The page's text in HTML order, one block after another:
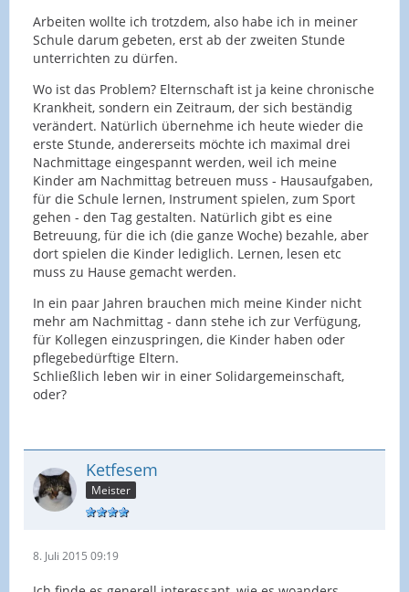
Arbeiten wollte ich trotzdem, also habe ich in meiner
Schule darum gebeten, erst ab der zweiten Stunde
unterrichten zu dürfen.
Wo ist das Problem? Elternschaft ist ja keine chronische
Krankheit, sondern ein Zeitraum, der sich beständig
verändert. Natürlich übernehme ich heute wieder die
erste Stunde, andererseits möchte ich maximal drei
Nachmittage eingespannt werden, weil ich meine
Kinder am Nachmittag betreuen muss - Hausaufgaben,
für die Schule lernen, Instrument spielen, zum Sport
gehen - den Tag gestalten. Natürlich gibt es eine
Betreuung, für die ich (die ganze Woche) bezahle, aber
dort spielen die Kinder lediglich. Lernen, lesen etc
muss zu Hause gemacht werden.
In ein paar Jahren brauchen mich meine Kinder nicht
mehr am Nachmittag - dann stehe ich zur Verfügung,
für Kollegen einzuspringen, die Kinder haben oder
pflegebedürftige Eltern.
Schließlich leben wir in einer Solidargemeinschaft,
oder?
Ketfesem
Meister
8. Juli 2015 09:19